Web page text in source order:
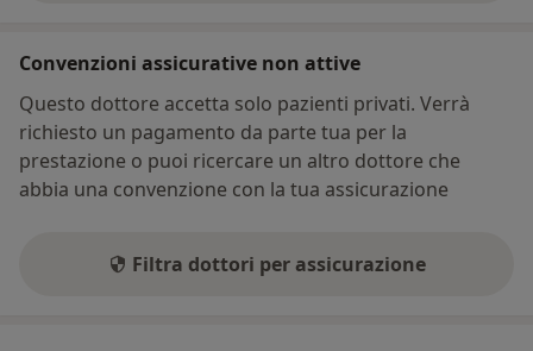
Convenzioni assicurative non attive
Questo dottore accetta solo pazienti privati. Verrà
richiesto un pagamento da parte tua per la
prestazione o puoi ricercare un altro dottore che
abbia una convenzione con la tua assicurazione
Filtra dottori per assicurazione